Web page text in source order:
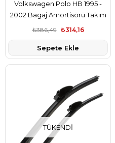
Volkswagen Polo HB 1995 -
2002 Bagaj Amortisörü Takım
Bsg Marka 6N0827550A
₺314,16
₺386,49
Sepete Ekle
TÜKENDI